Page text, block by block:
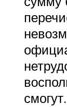
смогут.